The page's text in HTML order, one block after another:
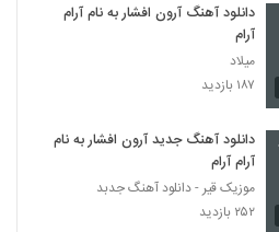
دانلود آهنگ آرون افشار به نام آرام
آرام
میلاد
۱۸۷ بازدید
دانلود آهنگ جدید آرون افشار به نام
آرام آرام
موزیک قیر - دانلود آهنگ جدبد
۲۵۲ بازدید